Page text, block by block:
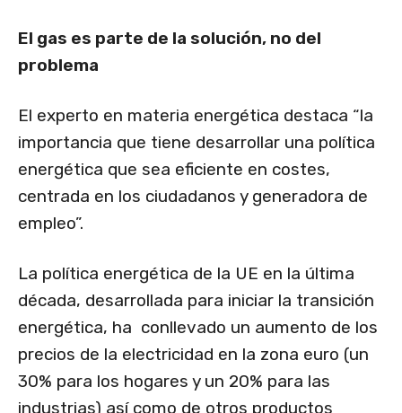
El gas es parte de la solución, no del
problema
El experto en materia energética destaca “la
importancia que tiene desarrollar una política
energética que sea eficiente en costes,
centrada en los ciudadanos y generadora de
empleo”.
La política energética de la UE en la última
década, desarrollada para iniciar la transición
energética, ha conllevado un aumento de los
precios de la electricidad en la zona euro (un
30% para los hogares y un 20% para las
industrias) así como de otros productos